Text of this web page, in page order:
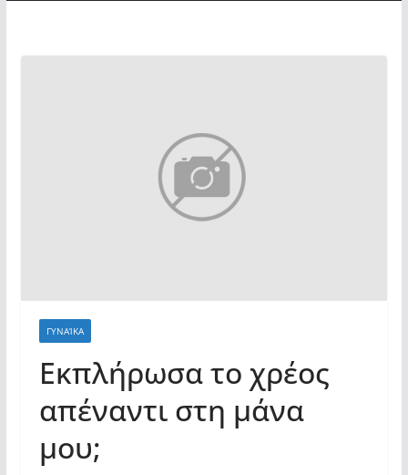
ΓΥΝΑΊΚΑ
Εκπλήρωσα το χρέος
απέναντι στη μάνα
μου;